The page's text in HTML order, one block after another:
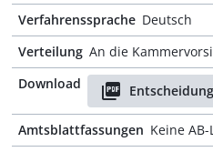
Verfahrenssprache Deutsch
Verteilung An die
Download
Amtsblattfassungen Keine